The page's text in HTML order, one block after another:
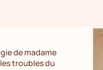
de madame
troubles du